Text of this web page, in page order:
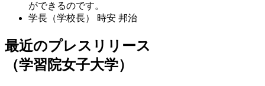
ができるのです。
学長（学校長）
時安 邦治
最近のプレスリリース
（学習院女子大学）